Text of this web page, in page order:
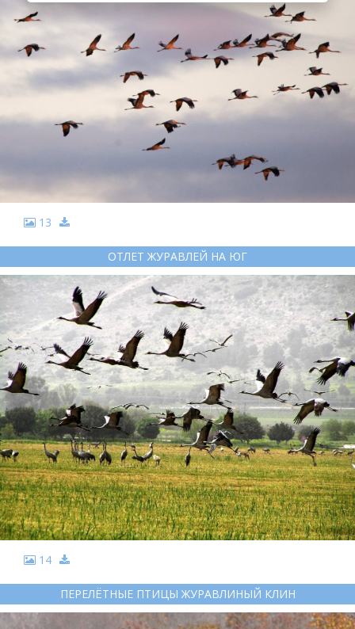
13
ОТЛЕТ ЖУРАВЛЕЙ НА ЮГ
14
ПЕРЕЛЁТНЫЕ ПТИЦЫ ЖУРАВЛИНЫЙ КЛИН